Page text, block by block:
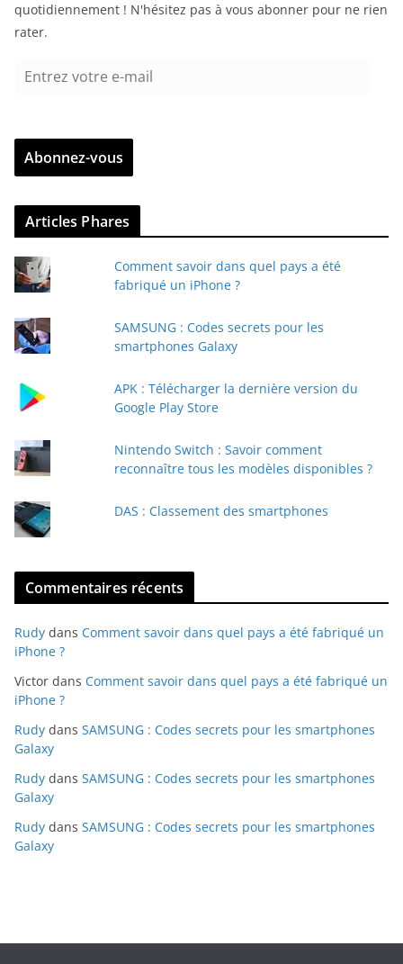
quotidiennement ! N'hésitez pas à vous abonner pour ne rien
rater.
r
z
v
r
e
e
-
a
Abonnez-vous
Articles Phares
Comment savoir dans quel pays a été
fabriqué un iPhone ?
SAMSUNG : Codes secrets pour les
smartphones Galaxy
APK : Télécharger la dernière version du
Google Play Store
Nintendo Switch : Savoir comment
reconnaître tous les modèles disponibles ?
DAS : Classement des smartphones
Commentaires récents
Rudy dans Comment savoir dans quel pays a été fabriqué un
iPhone ?
Victor dans Comment savoir dans quel pays a été fabriqué un
iPhone ?
Rudy dans SAMSUNG : Codes secrets pour les smartphones
Galaxy
Rudy dans SAMSUNG : Codes secrets pour les smartphones
Galaxy
Rudy dans SAMSUNG : Codes secrets pour les smartphones
Galaxy